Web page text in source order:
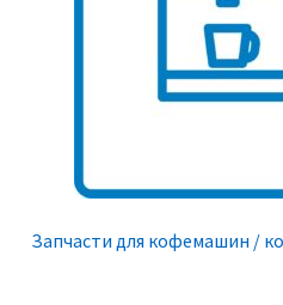
Запчасти для кофемашин /